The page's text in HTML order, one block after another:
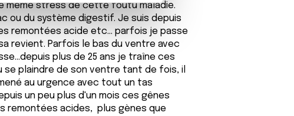
avec d'autres informations que
même stress de cette foutu maladie.
ou du système digestif. Je suis depuis
remontées acide etc... parfois je passe
revient. Parfois le bas du ventre avec
plus de 25 ans je traîne ces
se plaindre de son ventre tant de fois, il
au urgence avec tout un tas
un peu plus d'un mois ces gênes
remontées acides, plus gènes que